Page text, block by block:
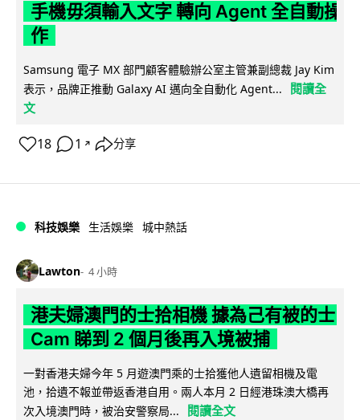
手機毋須輸入文字 轉向 Agent 全自動操
作
Samsung 電子 MX 部門顧客體驗辦公室主管兼副總裁 Jay Kim
表示，品牌正推動 Galaxy AI 邁向全自動化 Agent...
閱讀全
文
18 1 ↗ 分享
科技娛樂 生活娛樂 城中熱話
Lawton 4 小時
港夫婦澳門的士拾相機 據為己有被的士
Cam 睇到 2 個月後再入境被捕
一對香港夫婦今年 5 月遊澳門乘的士拾獲他人遺留相機及電
池，拾遺不報並帶返香港自用。兩人本月 2 日經港珠澳大橋再
次入境澳門時，被治安警察局...
閱讀全文